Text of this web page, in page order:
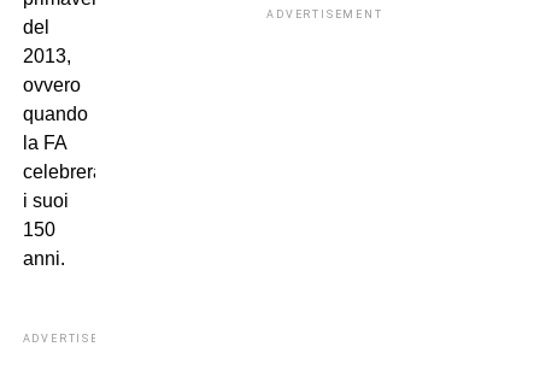
del
2013,
ovvero
quando
la FA
celebrerà
i suoi
150
anni.
ADVERTISEMENT
ADVERTISEMENT